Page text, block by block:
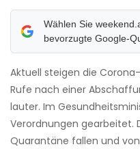
Wählen Sie
bevorzugte Google-
Aktuell steigen die
Rufe nach einer
lauter. Im
Verordnungen gearbeitet.
Quarantäne fallen und